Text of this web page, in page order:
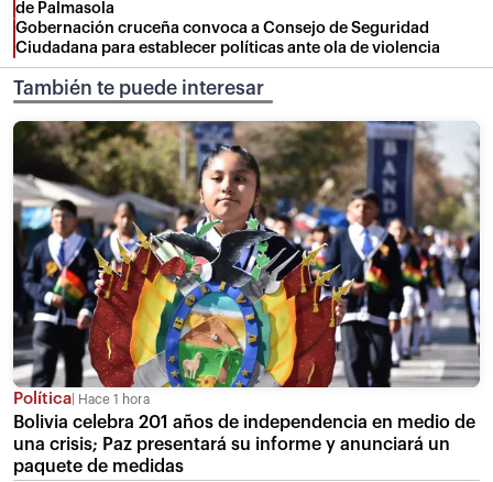
de Palmasola
Gobernación cruceña convoca a Consejo de Seguridad
Ciudadana para establecer políticas ante ola de violencia
También te puede interesar
Política Hace 1 hora
Bolivia celebra 201 años de independencia en medio de
una crisis; Paz presentará su informe y anunciará un
paquete de medidas